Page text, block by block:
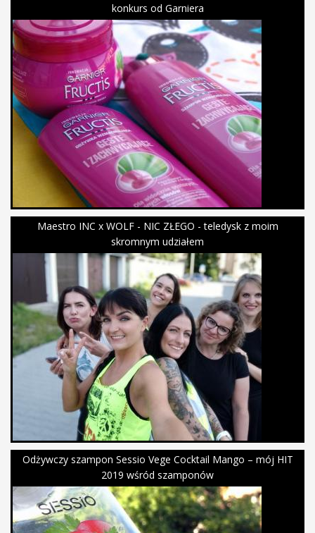
konkurs od Garniera
Maestro INC x WOLF - NIC ZŁEGO - teledysk z moim
skromnym udziałem
Odżywczy szampon Sessio Vege Cocktail Mango – mój HIT
2019 wśród szamponów